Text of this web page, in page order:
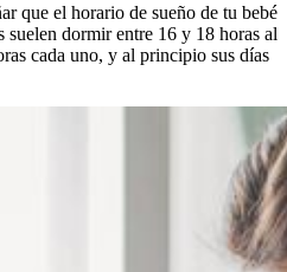
que el horario de sueño de tu bebé
suelen dormir entre 16 y 18 horas al
cada uno, y al principio sus días